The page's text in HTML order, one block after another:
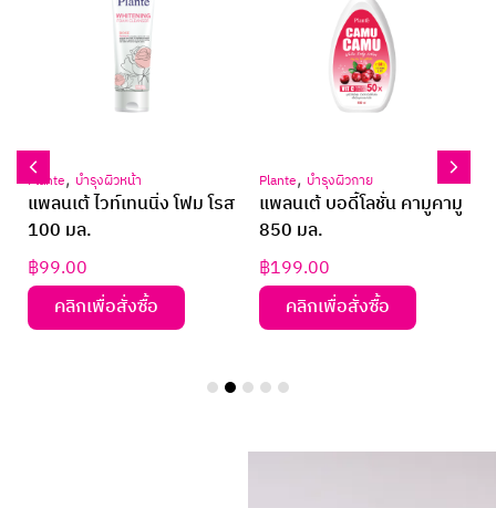
Plante, บำรุงผิวหน้า
แพลนเต้ ไวท์เทนนิ่ง โฟม โรส
100 มล.
฿99.00
คลิกเพื่อสั่งซื้อ
Plante, บำรุงผิวกาย
แพลนเต้ บอดี้โลชั่น คามูคามู
850 มล.
฿199.00
คลิกเพื่อสั่งซื้อ